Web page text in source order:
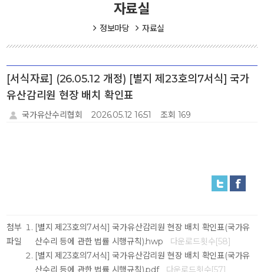
자료실
정보마당 자료실
[서식자료] (26.05.12 개정) [별지 제23호의7서식] 국가
유산감리원 현장 배치 확인표
국가유산수리협회 2026.05.12 16:51 조회 169
첨부
파일
[별지 제23호의7서식] 국가유산감리원 현장 배치 확인표(국가유
산수리 등에 관한 법률 시행규칙).hwp
다운로드횟수[58]
[별지 제23호의7서식] 국가유산감리원 현장 배치 확인표(국가유
산수리 등에 관한 법률 시행규칙).pdf
다운로드횟수[57]